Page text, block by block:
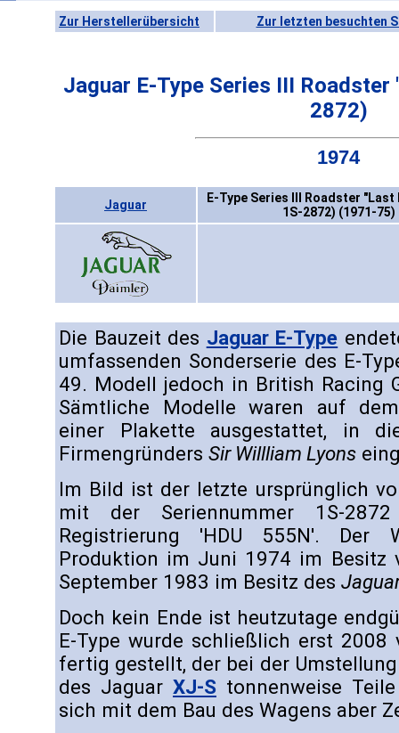
Zur Herstellerübersicht Zur letzten besuchten
Jaguar E-Type Series III
2872)
1974
Jaguar
E-Type Series III Roadster "Last
1S-2872) (1971-75)
Die Bauzeit des Jaguar E-Type
umfassenden Sonderserie des E-
49. Modell jedoch in British Racing
Sämtliche Modelle waren auf
einer Plakette ausgestattet, in
Firmengründers Sir Willliam Lyons
Im Bild ist der letzte ursprünglich
mit der Seriennummer 1S-
Registrierung 'HDU 555N'.
Produktion im Juni 1974 im Besitz
September 1983 im Besitz des
Doch kein Ende ist heutzutage
E-Type wurde schließlich erst 2008
fertig gestellt, der bei der
des Jaguar XJ-S tonnenweise
sich mit dem Bau des Wagens aber